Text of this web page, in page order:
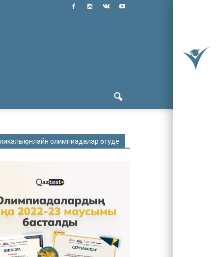
онлайн олимпиадалар өтуде